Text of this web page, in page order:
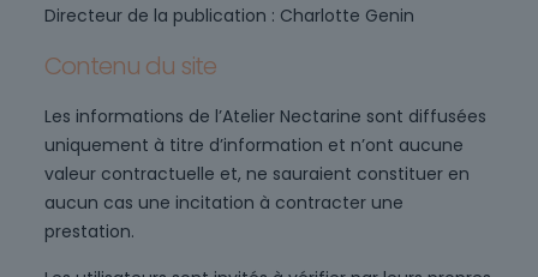
Directeur de la publication : Charlotte Genin
Contenu du site
Les informations de l’Atelier Nectarine sont diffusées
uniquement à titre d’information et n’ont aucune
valeur contractuelle et, ne sauraient constituer en
aucun cas une incitation à contracter une
prestation.